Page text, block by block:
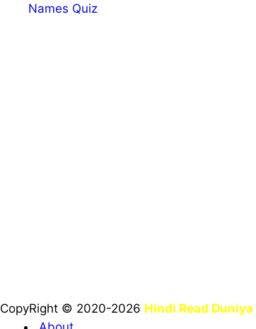
Names Quiz
CopyRight © 2020-2026 Hindi Read Duniya